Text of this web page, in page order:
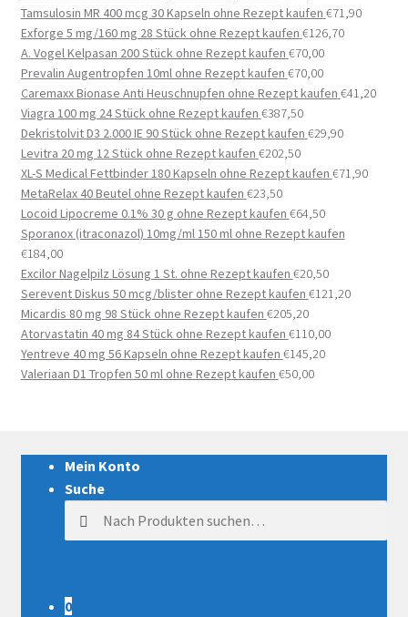
Tamsulosin MR 400 mcg 30 Kapseln ohne Rezept kaufen €71,90
Exforge 5 mg/160 mg 28 Stück ohne Rezept kaufen €126,70
A. Vogel Kelpasan 200 Stück ohne Rezept kaufen €70,00
Prevalin Augentropfen 10ml ohne Rezept kaufen €70,00
Caremaxx Bionase Anti Heuschnupfen ohne Rezept kaufen €41,20
Viagra 100 mg 24 Stück ohne Rezept kaufen €387,50
Dekristolvit D3 2.000 IE 90 Stück ohne Rezept kaufen €29,90
Levitra 20 mg 12 Stück ohne Rezept kaufen €202,50
XL-S Medical Fettbinder 180 Kapseln ohne Rezept kaufen €71,90
MetaRelax 40 Beutel ohne Rezept kaufen €23,50
Locoid Lipocreme 0.1% 30 g ohne Rezept kaufen €64,50
Sporanox (itraconazol) 10mg/ml 150 ml ohne Rezept kaufen
€184,00
Excilor Nagelpilz Lösung 1 St. ohne Rezept kaufen €20,50
Serevent Diskus 50 mcg/blister ohne Rezept kaufen €121,20
Micardis 80 mg 98 Stück ohne Rezept kaufen €205,20
Atorvastatin 40 mg 84 Stück ohne Rezept kaufen €110,00
Yentreve 40 mg 56 Kapseln ohne Rezept kaufen €145,20
Valeriaan D1 Tropfen 50 ml ohne Rezept kaufen €50,00
Mein Konto
Suche
0